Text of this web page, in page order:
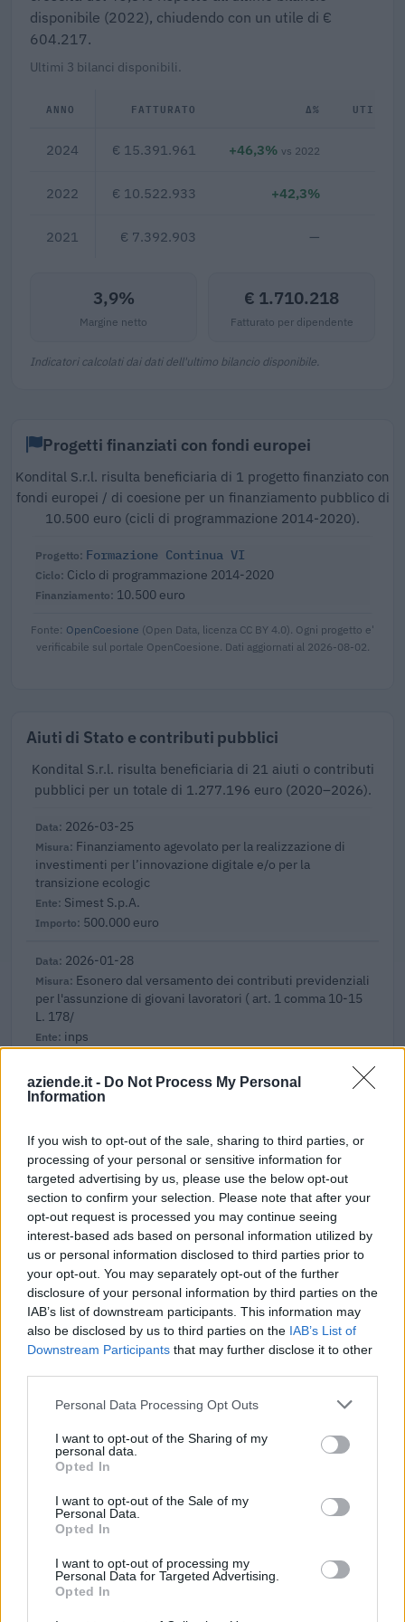
aziende.it - Do Not Process My Personal
Information
If you wish to opt-out of the sale, sharing to third parties, or
processing of your personal or sensitive information for
targeted advertising by us, please use the below opt-out
section to confirm your selection. Please note that after your
opt-out request is processed you may continue seeing
interest-based ads based on personal information utilized by
us or personal information disclosed to third parties prior to
your opt-out. You may separately opt-out of the further
disclosure of your personal information by third parties on the
IAB’s list of downstream participants. This information may
also be disclosed by us to third parties on the IAB’s List of
Downstream Participants that may further disclose it to other
Personal Data Processing Opt Outs
I want to opt-out of the Sharing of my
personal data.
Opted In
I want to opt-out of the Sale of my
Personal Data.
Opted In
I want to opt-out of processing my
Personal Data for Targeted Advertising.
Opted In
disponibile (2022), chiudendo con un utile di €
604.217.
Ultimi 3 bilanci disponibili.
ANNO FATTURATO Δ% UTILE/
2024 € 15.391.961 +46,3% vs 2022
2022 € 10.522.933 +42,3%
2021 € 7.392.903 —
3,9%
Margine netto
€ 1.710.218
Fatturato per dipendente
Indicatori calcolati dai dati dell'ultimo bilancio disponibile.
Progetti finanziati con fondi europei
Kondital S.r.l. risulta beneficiaria di 1 progetto finanziato con
fondi europei / di coesione per un finanziamento pubblico di
10.500 euro (cicli di programmazione 2014-2020).
Formazione Continua VI
Ciclo di programmazione 2014-2020
10.500 euro
Fonte: OpenCoesione (Open Data, licenza CC BY 4.0). Ogni progetto e'
verificabile sul portale OpenCoesione. Dati aggiornati al 2026-08-02.
Aiuti di Stato e contributi pubblici
Kondital S.r.l. risulta beneficiaria di 21 aiuti o contributi
pubblici per un totale di 1.277.196 euro (2020–2026).
2026-03-25
Finanziamento agevolato per la realizzazione di
investimenti per l’innovazione digitale e/o per la
transizione ecologic
Simest S.p.A.
500.000 euro
2026-01-28
Esonero dal versamento dei contributi previdenziali
per l'assunzione di giovani lavoratori ( art. 1 comma 10-15
L. 178/
inps
2025-05-23
prof. o sett.disp.rità gen. o prive di impi retrib da min. 24
mesi, o
INPS
7.800 euro
2025-05-19
AVVISO PUBBLICO PER L’ASSEGNAZIONE DI
VOUCHER AZIENDALI A CATALOGO PER INTERVENTI DI
FORMAZIONE CONTINUA – SECONDA EDIZI
UNIONCAMERE LOMBARDIA
6.300 euro
AVVISO PUBBLICO PER L’ASSEGNAZIONE DI
VOUCHER AZIENDALI A CATALOGO PER INTERVENTI DI
FORMAZIONE CONTINUA – SECONDA EDIZI
UNIONCAMERE LOMBARDIA
900 euro
2025-01-31
Esonero dal versamento dei contributi previdenziali
per l'assunzione di giovani lavoratori ( art. 1 comma 10-15
inps
3.962 euro